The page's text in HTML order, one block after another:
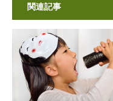
関連記事